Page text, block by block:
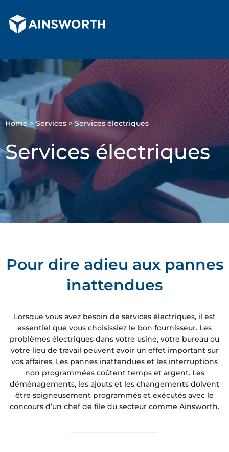
Skip
Home >Services > Services électriques
Services électriques
Pour dire adieu aux pannes
inattendues
Lorsque vous avez besoin de services électriques, il est
essentiel que vous choisissiez le bon fournisseur. Les
problèmes électriques dans votre usine, votre bureau ou
votre lieu de travail peuvent avoir un effet important sur
vos affaires. Les pannes inattendues et les interruptions
non programmées coûtent temps et argent. Les
déménagements, les ajouts et les changements doivent
être soigneusement programmés et exécutés avec le
concours d’un chef de file du secteur comme Ainsworth.